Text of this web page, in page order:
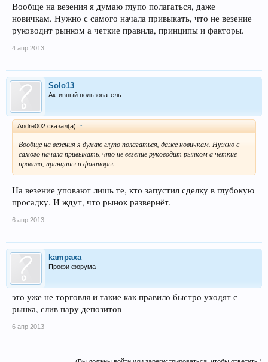
Вообще на везения я думаю глупо полагаться, даже
новичкам. Нужно с самого начала привыкать, что не везение
руководит рынком а четкие правила, принципы и факторы.
4 апр 2013
Solo13
Активный пользователь
Andre002 сказал(а): ↑
Вообще на везения я думаю глупо полагаться, даже новичкам. Нужно с
самого начала привыкать, что не везение руководит рынком а четкие
правила, принципы и факторы.
На везение уповают лишь те, кто запустил сделку в глубокую
просадку. И ждут, что рынок развернёт.
6 апр 2013
kampaxa
Профи форума
это уже не торговля и такие как правило быстро уходят с
рынка, слив пару депозитов
6 апр 2013